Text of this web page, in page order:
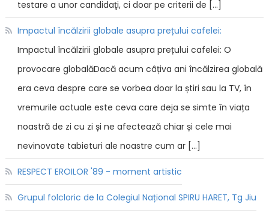
testare a unor candidaţi, ci doar pe criterii de […]
Impactul încălzirii globale asupra prețului cafelei:
Impactul încălzirii globale asupra prețului cafelei: O
provocare globalăDacă acum câțiva ani încălzirea globală
era ceva despre care se vorbea doar la știri sau la TV, în
vremurile actuale este ceva care deja se simte în viața
noastră de zi cu zi și ne afectează chiar și cele mai
nevinovate tabieturi ale noastre cum ar […]
RESPECT EROILOR '89 - moment artistic
Grupul folcloric de la Colegiul Național SPIRU HARET, Tg Jiu